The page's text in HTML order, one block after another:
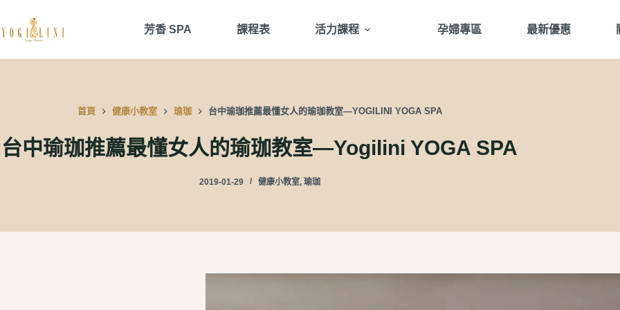
至
芳香 SPA 課程表 活力課程 孕婦專區 最新優惠
首頁 健康小教室 瑜珈 台中瑜珈推薦最懂女人的瑜珈教室—YOGILINI YOGA SPA
台中瑜珈推薦最懂女人的瑜珈教室—Yogilini YOGA SPA
2019-01-29 健康小教室, 瑜珈